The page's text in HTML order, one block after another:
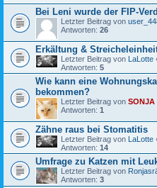
Bei Leni wurde der FIP-
Letzter Beitrag von
Antworten: 26
Erkältung &
Letzter Beitrag von LaLotte
Antworten: 5
Wie kann eine
bekommen?
Letzter Beitrag von SONJA
Antworten: 1
Zähne raus bei Stomatitis
Letzter Beitrag von LaLotte
Antworten: 14
Umfrage zu Katzen mit
Letzter Beitrag von
Antworten: 3